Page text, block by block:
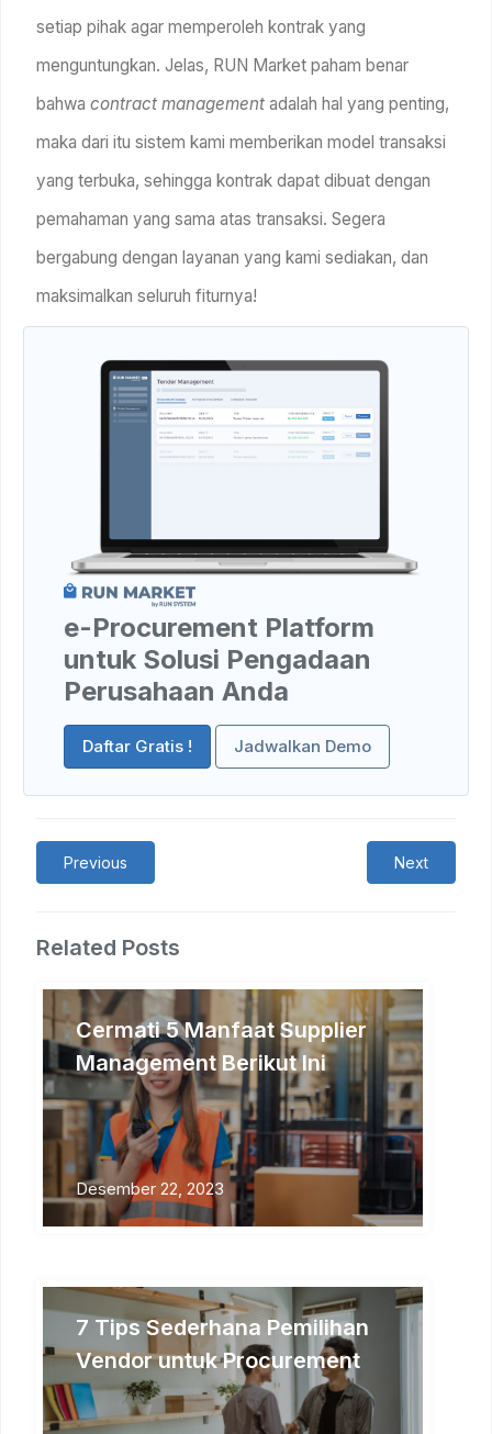
setiap pihak agar memperoleh kontrak yang
menguntungkan. Jelas, RUN Market paham benar
bahwa contract management adalah hal yang penting,
maka dari itu sistem kami memberikan model transaksi
yang terbuka, sehingga kontrak dapat dibuat dengan
pemahaman yang sama atas transaksi. Segera
bergabung dengan layanan yang kami sediakan, dan
maksimalkan seluruh fiturnya!
e-Procurement Platform
untuk Solusi Pengadaan
Perusahaan Anda
Daftar Gratis ! Jadwalkan Demo
Previous Next
Related Posts
Cermati 5 Manfaat Supplier
Management Berikut Ini
Desember 22, 2023
7 Tips Sederhana Pemilihan
Vendor untuk Procurement